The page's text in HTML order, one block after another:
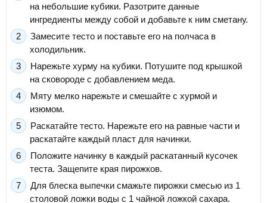
на небольшие кубики. Разотрите данные
ингредиенты между собой и добавьте к ним сметану.
Замесите тесто и поставьте его на полчаса в
холодильник.
Нарежьте хурму на кубики. Потушите под крышкой
на сковороде с добавлением меда.
Мяту мелко нарежьте и смешайте с хурмой и
изюмом.
Раскатайте тесто. Нарежьте его на равные части и
раскатайте каждый пласт для начинки.
Положите начинку в каждый раскатанный кусочек
теста. Защепите края пирожков.
Для блеска выпечки смажьте пирожки смесью из 1
столовой ложки воды с 1 чайной ложкой сахара.